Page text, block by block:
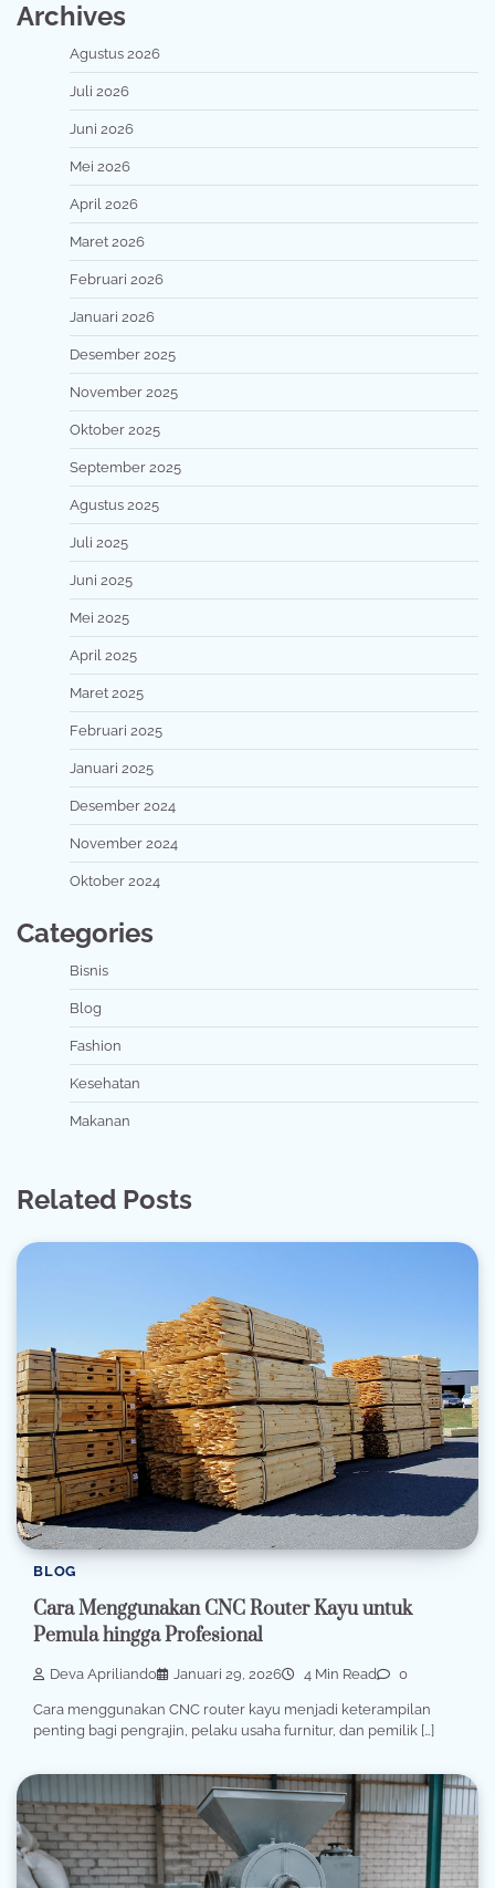
Archives
Agustus 2026
Juli 2026
Juni 2026
Mei 2026
April 2026
Maret 2026
Februari 2026
Januari 2026
Desember 2025
November 2025
Oktober 2025
September 2025
Agustus 2025
Juli 2025
Juni 2025
Mei 2025
April 2025
Maret 2025
Februari 2025
Januari 2025
Desember 2024
November 2024
Oktober 2024
Categories
Bisnis
Blog
Fashion
Kesehatan
Makanan
Related Posts
BLOG
Cara Menggunakan CNC Router Kayu untuk
Pemula hingga Profesional
Deva Apriliando Januari 29, 2026 4 Min Read 0
Cara menggunakan CNC router kayu menjadi keterampilan
penting bagi pengrajin, pelaku usaha furnitur, dan pemilik […]